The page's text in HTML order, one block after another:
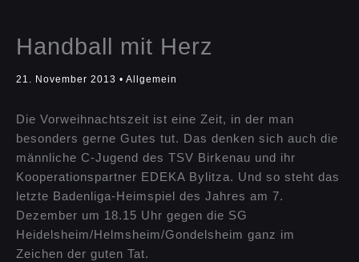
Handball mit Herz
21. November 2013 • Allgemein
Die Vorweihnachtszeit ist eine Zeit, in der man
besonders gerne Gutes tut. Das denken sich auch die
männliche C-Jugend des TSV Birkenau und ihr
Kooperationspartner EDEKA Bylitza. Und so steht das
letzte Badenliga-Heimspiel des Jahres am 7.
Dezember um 18.15 Uhr gegen die SG
Heidelsheim/Helmsheim/Gondelsheim ganz im
Zeichen der guten Tat.